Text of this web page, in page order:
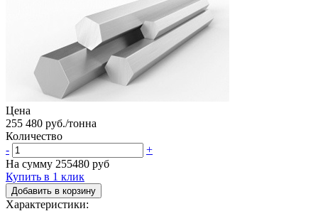
Цена
255 480 руб./тонна
Количество
-
+
На сумму 255480 руб
Купить в 1 клик
Добавить в корзину
Характеристики: